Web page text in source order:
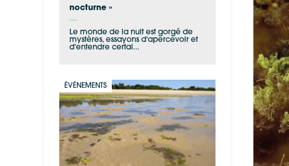
nocturne »
Le monde de la nuit est gorgé de
mystères, essayons d'apercevoir et
d'entendre certai...
ÉVÉNEMENTS